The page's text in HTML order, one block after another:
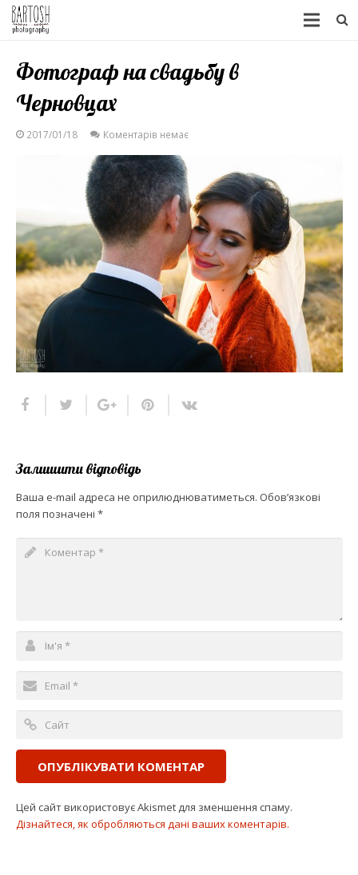
Фотограф на свадьбу в
Черновцах
2017/01/18 Коментарів немає
Залишити відповідь
Ваша e-mail адреса не оприлюднюватиметься. Обов’язкові
поля позначені *
Цей сайт використовує Akismet для зменшення спаму.
Дізнайтеся, як обробляються дані ваших коментарів.